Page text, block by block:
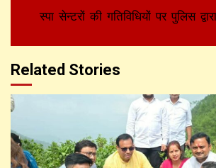
स्पा सेन्टरों की गतिविधियों पर पुलिस
Related Stories